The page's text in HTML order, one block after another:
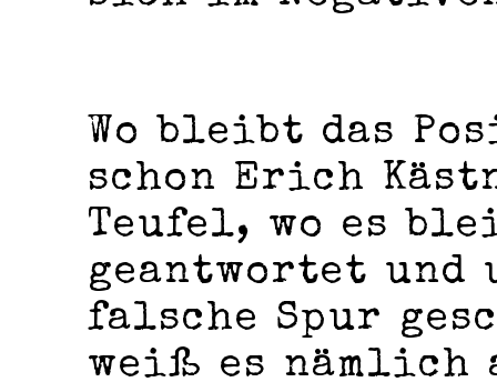
Wo bleibt das
schon Erich
Teufel, wo es
geantwortet und
falsche Spur
weiß es nämlich